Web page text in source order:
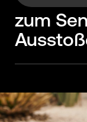
zum